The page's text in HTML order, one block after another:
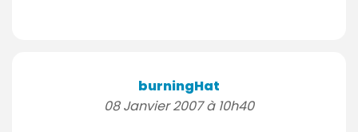
burningHat
08 Janvier 2007 à 10h40